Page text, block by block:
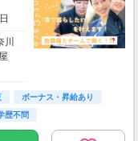
ボーナス・昇給あり
歴不問